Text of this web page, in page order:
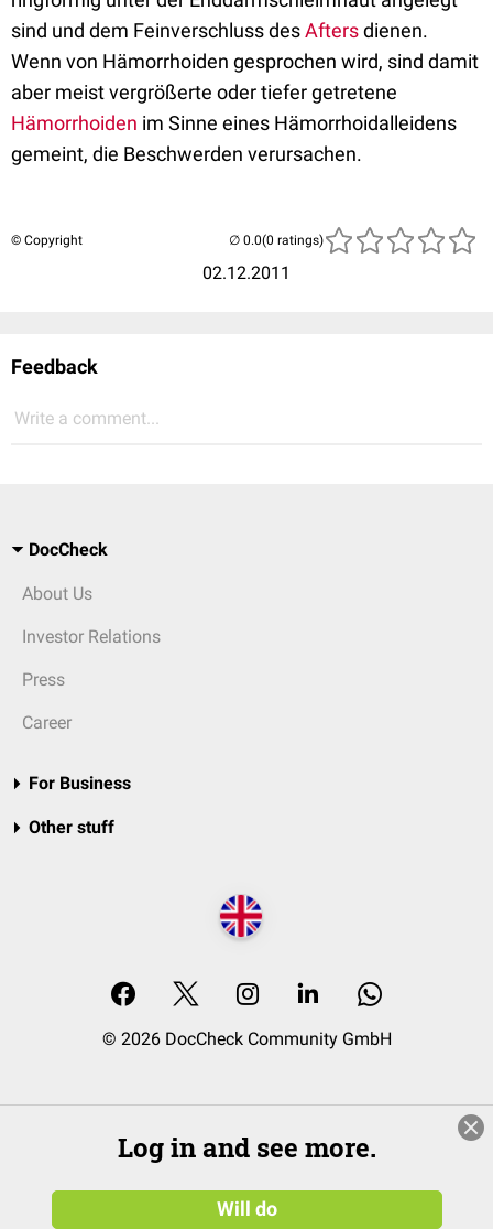
sind und dem Feinverschluss desAftersdienen.
Wenn von Hämorrhoiden gesprochen wird, sind damit
aber meist vergrößerte oder tiefer getretene
Hämorrhoiden im Sinne eines Hämorrhoidalleidens
gemeint, die Beschwerden verursachen.
© Copyright
02.12.2011
(0 ratings)
Feedback
Write a comment...
DocCheck
About Us
Investor Relations
Press
Career
For Business
Other stuff
© 2026 DocCheck Community GmbH
Log in and see more.
Will do